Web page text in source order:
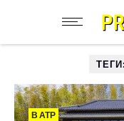
В АТР